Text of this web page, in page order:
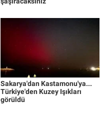
Sakarya'dan Kastamonu'ya...
Türkiye'den Kuzey Işıkları
görüldü